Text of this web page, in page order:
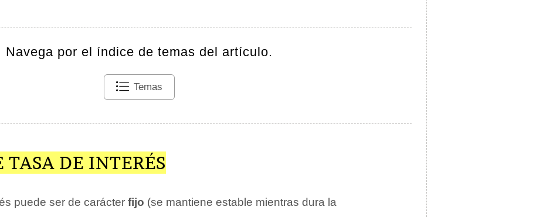
Navega por el índice de temas del artículo.
Temas
TASA DE INTERÉS
puede ser de carácter fijo (se mantiene estable mientras dura la